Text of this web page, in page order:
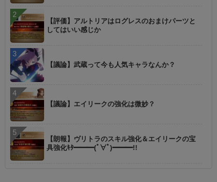
【評価】アルトリアはログレスのおまけパーツと
してはいい感じか
【議論】武蔵って今も人気キャラなんか？
【議論】エイリークの強化は微妙？
【朗報】ヴリトラのスキル強化＆エイリークの宝
具強化ｷﾀ━━━(ﾟ∀ﾟ)━━━!!